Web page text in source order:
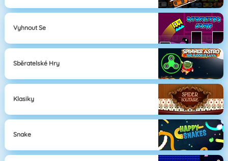
Vyhnout Se
Sběratelské Hry
Klasiky
Snake